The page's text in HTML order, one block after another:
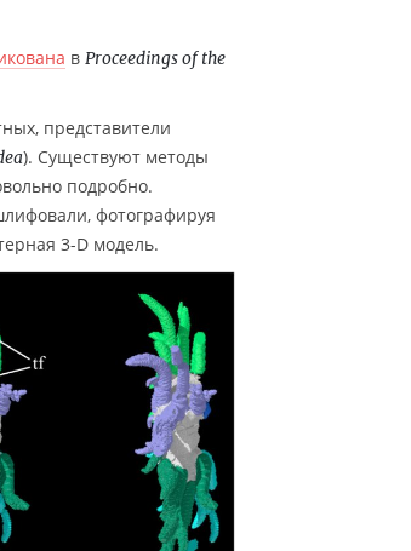
в Proceedings of the
представители
). Существуют методы
подробно.
фотографируя
3-D модель.